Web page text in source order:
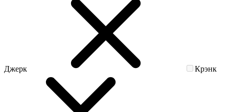
Джерк Крэнк